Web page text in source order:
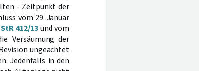
- Zeitpunkt der
vom 29. Januar
412/13und vom
Versäumung der
ungeachtet
Jedenfalls in den